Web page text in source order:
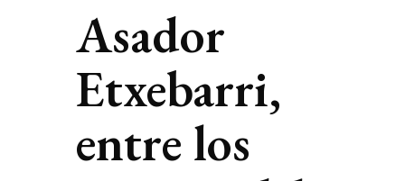
Asador
Etxebarri,
entre los